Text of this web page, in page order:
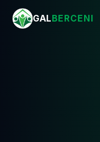
GALBERCENI